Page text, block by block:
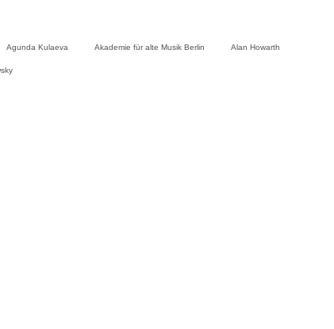
Agunda Kulaeva Akademie für alte Musik Berlin Alan Howarth